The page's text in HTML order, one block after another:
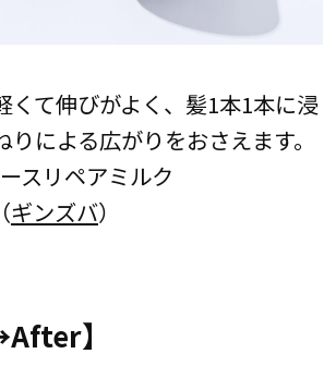
くて伸びがよく、髪1本1本に浸
による広がりをおさえます。
スリペアミルク
ギンズバ）
】